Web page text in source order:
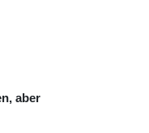
aber